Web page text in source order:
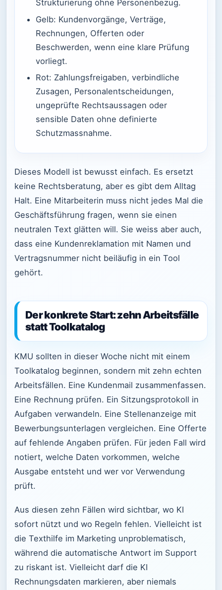
Strukturierung ohne Personenbezug.
Gelb: Kundenvorgänge, Verträge,
Rechnungen, Offerten oder
Beschwerden, wenn eine klare Prüfung
vorliegt.
Rot: Zahlungsfreigaben, verbindliche
Zusagen, Personalentscheidungen,
ungeprüfte Rechtsaussagen oder
sensible Daten ohne definierte
Schutzmassnahme.
Dieses Modell ist bewusst einfach. Es ersetzt
keine Rechtsberatung, aber es gibt dem Alltag
Halt. Eine Mitarbeiterin muss nicht jedes Mal die
Geschäftsführung fragen, wenn sie einen
neutralen Text glätten will. Sie weiss aber auch,
dass eine Kundenreklamation mit Namen und
Vertragsnummer nicht beiläufig in ein Tool
gehört.
Der konkrete Start: zehn Arbeitsfälle
statt Toolkatalog
KMU sollten in dieser Woche nicht mit einem
Toolkatalog beginnen, sondern mit zehn echten
Arbeitsfällen. Eine Kundenmail zusammenfassen.
Eine Rechnung prüfen. Ein Sitzungsprotokoll in
Aufgaben verwandeln. Eine Stellenanzeige mit
Bewerbungsunterlagen vergleichen. Eine Offerte
auf fehlende Angaben prüfen. Für jeden Fall wird
notiert, welche Daten vorkommen, welche
Ausgabe entsteht und wer vor Verwendung
prüft.
Aus diesen zehn Fällen wird sichtbar, wo KI
sofort nützt und wo Regeln fehlen. Vielleicht ist
die Texthilfe im Marketing unproblematisch,
während die automatische Antwort im Support
zu riskant ist. Vielleicht darf die KI
Rechnungsdaten markieren, aber niemals